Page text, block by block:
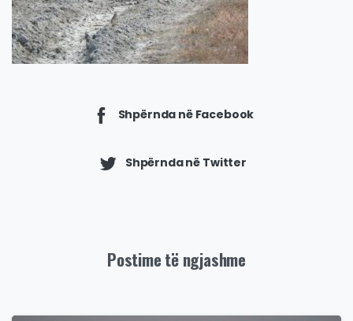
Shpërnda në Facebook
Shpërnda në Twitter
Postime të ngjashme